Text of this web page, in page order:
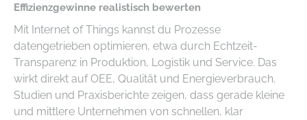
Effizienzgewinne realistisch bewerten
Mit Internet of Things kannst du Prozesse
datengetrieben optimieren, etwa durch Echtzeit-
Transparenz in Produktion, Logistik und Service. Das
wirkt direkt auf OEE, Qualität und Energieverbrauch.
Studien und Praxisberichte zeigen, dass gerade kleine
und mittlere Unternehmen von schnellen, klar